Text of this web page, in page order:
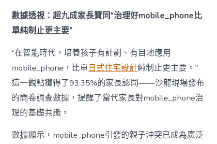
成
為
東
西”，
而
非
“家
庭
中
數據透視：超九成家長贊同“治理好mobile_phone比
單純制止更主要”
“在智能時代，培養孩子有計劃、有目地應用
mobile_phone，比單日式住宅設計純制止更主要。”
這一觀點獲得了93.35%的家長認同——沙龍現場發布
的問卷調查數據，提醒了當代家長對mobile_phone治
理的基礎共識。
數據顯示，mobile_phone引發的親子沖突已成為廣泛